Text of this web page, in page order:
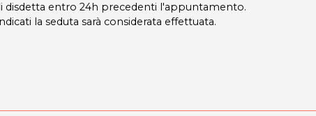
entro 24h precedenti l'appuntamento.
la seduta sarà considerata effettuata.